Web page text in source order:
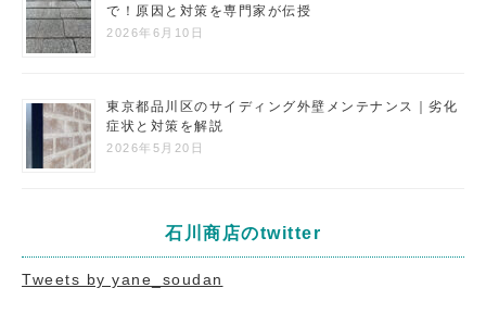
で！原因と対策を専門家が伝授
2026年6月10日
東京都品川区のサイディング外壁メンテナンス｜劣化
症状と対策を解説
2026年5月20日
石川商店のtwitter
Tweets by yane_soudan